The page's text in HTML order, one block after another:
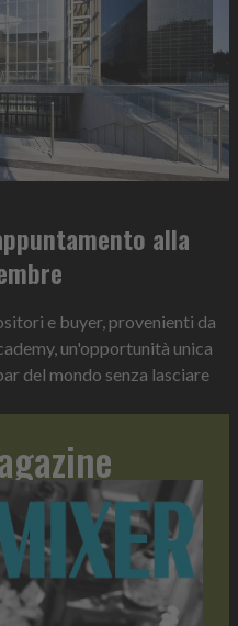
alla
e buyer, provenienti da
un'opportunità unica
del mondo senza lasciare